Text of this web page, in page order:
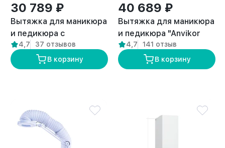
30 789 ₽
Вытяжка для маникюра
и педикюра с
подсветкой стандарт
“ANVIKOR VC-AIR-1”
4,7
37 отзывов
В корзину
40 689 ₽
Вытяжка для маникюра
и педикюра "Anvikor
DUO"
4,7
141 отзыв
В корзину